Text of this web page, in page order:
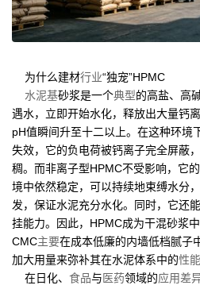
为什么建材行业“独宠”HPMC
水泥基砂浆是一个典型的高盐、高
遇水，立即开始水化，释放出大量钙
pH值瞬间升至十二以上。在这种环境
失效，它的负电荷被钙离子完全屏蔽
稠。而非离子型HPMC不受影响，它
境中依然稳定，可以持续地束缚水分
发，保证水泥充分水化。同时，它还
挂能力。因此，HPMC成为干混砂浆
CMC主要在成本低廉的内墙低档腻子
加大用量来弥补其在水泥体系中的性能
在日化、 食品与医药领域的应用差